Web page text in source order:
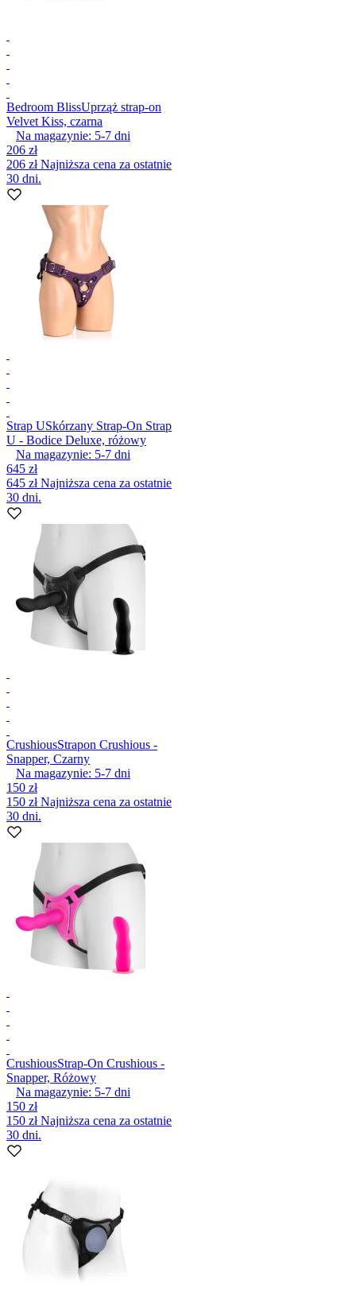
Bedroom BlissUprząż strap-on
Velvet Kiss, czarna
Na magazynie: 5-7 dni
206 zł
206 złNajniższa cena za ostatnie
30 dni.
Strap USkórzany Strap-On Strap
U - Bodice Deluxe, różowy
Na magazynie: 5-7 dni
645 zł
645 złNajniższa cena za ostatnie
30 dni.
CrushiousStrapon Crushious -
Snapper, Czarny
Na magazynie: 5-7 dni
150 zł
150 złNajniższa cena za ostatnie
30 dni.
CrushiousStrap-On Crushious -
Snapper, Różowy
Na magazynie: 5-7 dni
150 zł
150 złNajniższa cena za ostatnie
30 dni.